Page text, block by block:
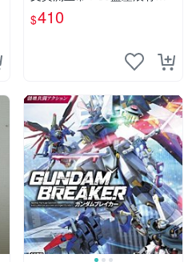
可驗收 FIFA 13 PSV 港版 游
玩無問題 PSV FIFA 13 港版
$410